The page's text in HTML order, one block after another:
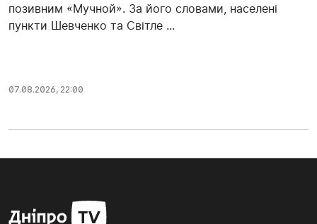
позивним «Мучной». За його словами, населені
пункти Шевченко та Світле ...
07.08.2026, 22:00